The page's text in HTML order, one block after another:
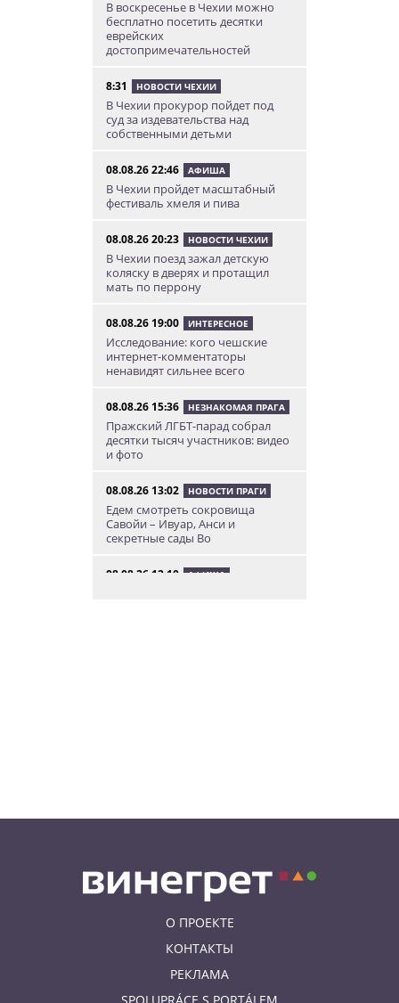
В воскресенье в Чехии можно
бесплатно посетить десятки
еврейских
достопримечательностей
8:31 НОВОСТИ ЧЕХИИ
В Чехии прокурор пойдет под
суд за издевательства над
собственными детьми
08.08.26 22:46 АФИША
В Чехии пройдет масштабный
фестиваль хмеля и пива
08.08.26 20:23 НОВОСТИ ЧЕХИИ
В Чехии поезд зажал детскую
коляску в дверях и протащил
мать по перрону
08.08.26 19:00 ИНТЕРЕСНОЕ
Исследование: кого чешские
интернет-комментаторы
ненавидят сильнее всего
08.08.26 15:36 НЕЗНАКОМАЯ ПРАГА
Пражский ЛГБТ-парад собрал
десятки тысяч участников: видео
и фото
08.08.26 13:02 НОВОСТИ ПРАГИ
Едем смотреть сокровища
Савойи – Ивуар, Анси и
секретные сады Во
08.08.26 12:10 АФИША
О ПРОЕКТЕ
КОНТАКТЫ
РЕКЛАМА